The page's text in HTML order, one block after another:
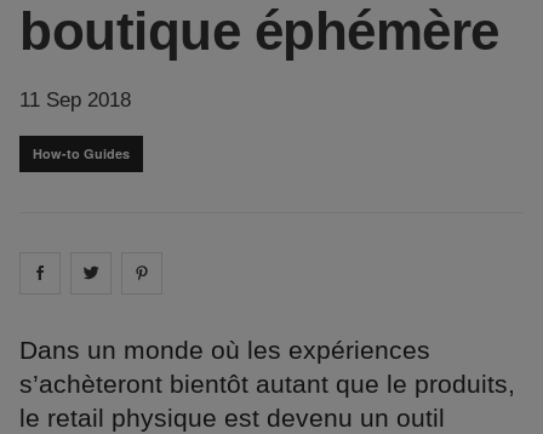
boutique éphémère
11 Sep 2018
How-to Guides
Share on facebook
Share on
Dans un monde où les expériences
s’achèteront bientôt autant que le produits,
le retail physique est devenu un outil